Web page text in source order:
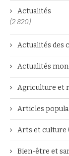
Actualités
(2 820)
Actualités des
Actualités
Agriculture et
Articles
Arts et culture
Bien-être et